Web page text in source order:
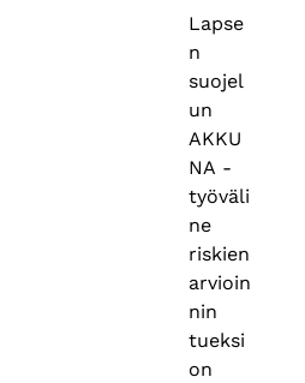
Lapse
n
suojel
un
AKKU
NA -
työväli
ne
riskien
arvioin
nin
tueksi
on